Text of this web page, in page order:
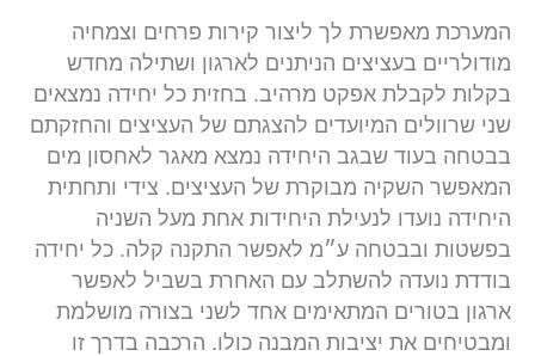
המערכת מאפשרת לך ליצור קירות פרחים וצמחיה
מודולריים בעציצים הניתנים לארגון ושתילה מחדש
בקלות לקבלת אפקט מרהיב. בחזית כל יחידה נמצאים
שני שרוולים המיועדים להצגתם של העציצים והחזקתם
בבטחה בעוד שבגב היחידה נמצא מאגר לאחסון מים
המאפשר השקיה מבוקרת של העציצים. צידי ותחתית
היחידה נועדו לנעילת היחידות אחת מעל השניה
בפשטות ובבטחה ע״מ לאפשר התקנה קלה. כל יחידה
בודדת נועדה להשתלב עם האחרת בשביל לאפשר
ארגון בטורים המתאימים אחד לשני בצורה מושלמת
ומבטיחים את יציבות המבנה כולו. הרכבה בדרך זו